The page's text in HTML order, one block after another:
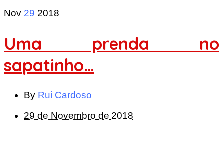
Nov 29 2018
Uma prenda no
sapatinho…
By Rui Cardoso
29 de Novembro de 2018